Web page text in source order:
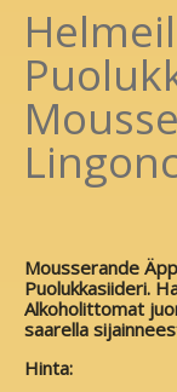
Mousserande
Puolukkasiideri.
Alkoholittomat
saarella
Hinta: